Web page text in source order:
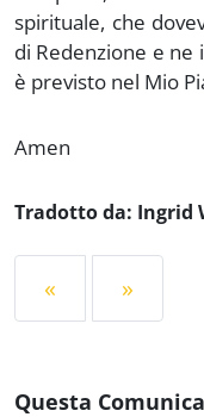
spirituale, che
di Redenzione e
è previsto nel Mio
Amen
Tradotto da: Ingrid
« »
Questa